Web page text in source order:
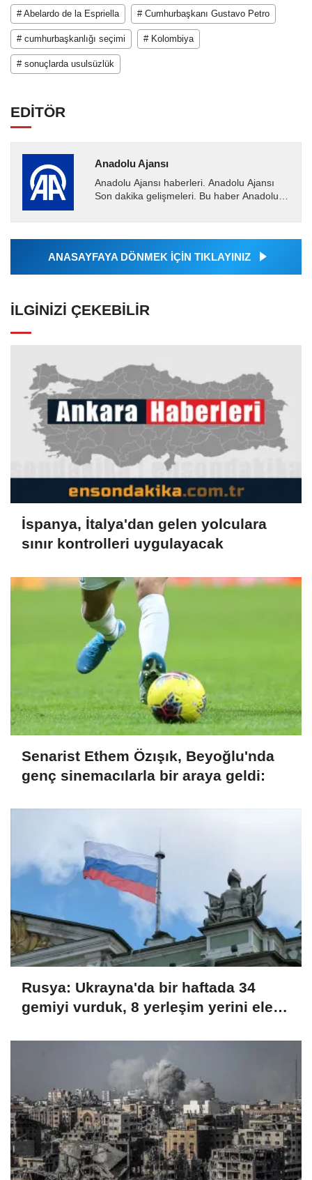
# Abelardo de la Espriella # Cumhurbaşkanı Gustavo Petro
# cumhurbaşkanlığı seçimi # Kolombiya
# sonuçlarda usulsüzlük
EDİTÖR
Anadolu Ajansı
Anadolu Ajansı haberleri. Anadolu Ajansı
Son dakika gelişmeleri. Bu haber Anadolu
Ajansı tarafından...
ANASAYFAYA DÖNMEK İÇİN TIKLAYINIZ
İLGINIZI ÇEKEBILIR
İspanya, İtalya'dan gelen yolculara
sınır kontrolleri uygulayacak
Senarist Ethem Özışık, Beyoğlu'nda
genç sinemacılarla bir araya geldi:
Rusya: Ukrayna'da bir haftada 34
gemiyi vurduk, 8 yerleşim yerini ele